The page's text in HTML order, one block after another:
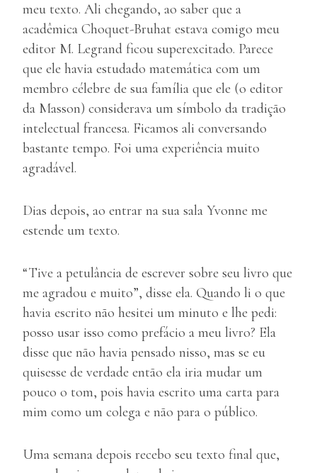
meu texto. Ali chegando, ao saber que a
acadêmica Choquet-Bruhat estava comigo meu
editor M. Legrand ficou superexcitado. Parece
que ele havia estudado matemática com um
membro célebre de sua família que ele (o editor
da Masson) considerava um símbolo da tradição
intelectual francesa. Ficamos ali conversando
bastante tempo. Foi uma experiência muito
agradável.
Dias depois, ao entrar na sua sala Yvonne me
estende um texto.
“Tive a petulância de escrever sobre seu livro que
me agradou e muito”, disse ela. Quando li o que
havia escrito não hesitei um minuto e lhe pedi:
posso usar isso como prefácio a meu livro? Ela
disse que não havia pensado nisso, mas se eu
quisesse de verdade então ela iria mudar um
pouco o tom, pois havia escrito uma carta para
mim como um colega e não para o público.
Uma semana depois recebo seu texto final que,